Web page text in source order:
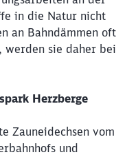
in die Natur nicht
an Bahndämmen oft
werden sie daher bei
Herzberge
Zauneidechsen vom
und